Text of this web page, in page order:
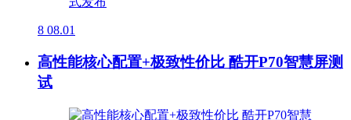
8 08.01
高性能核心配置+极致性价比 酷开P70智慧屏测
试